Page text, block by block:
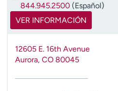
a
844.945.2500 (Español)
VER INFORMACIÓN
12605 E. 16th Avenue
Aurora, CO 80045